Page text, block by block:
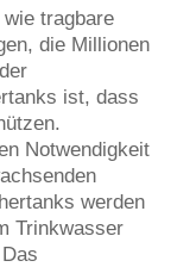
tragbare
die Millionen
ist, dass
Notwendigkeit
werden
Trinkwasser